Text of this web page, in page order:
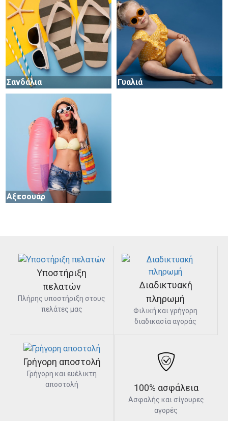
Σανδάλια Γυαλιά
Αξεσουάρ
Υποστήριξη
πελατών
Πλήρης υποστήριξη στους
πελάτες μας
Διαδικτυακή
πληρωμή
Φιλική και γρήγορη
διαδικασία αγοράς
Γρήγορη αποστολή
Γρήγορη και ευέλικτη
αποστολή
100% ασφάλεια
Ασφαλής και σίγουρες
αγορές